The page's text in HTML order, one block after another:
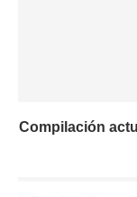
Compilación